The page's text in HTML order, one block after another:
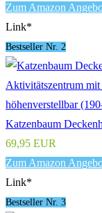
Zum Amazon
Link*
Bestseller Nr. 2
Katzenbaum
69,95 EUR
Zum Amazon
Link*
Bestseller Nr. 3